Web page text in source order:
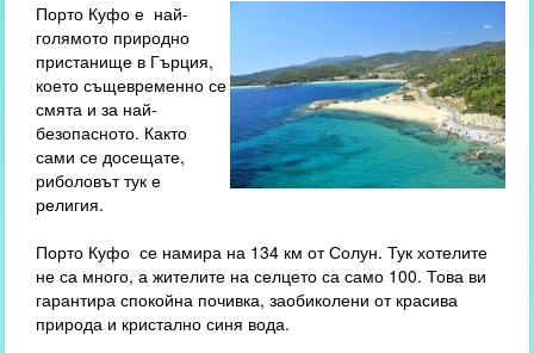
Порто Куфо е най-
голямото природно
пристанище в Гърция,
което същевременно се
смята и за най-
безопасното. Както
сами се досещате,
риболовът тук е
религия.
Порто Куфо се намира на 134 км от Солун. Тук хотелите
не са много, а жителите на селцето са само 100. Това ви
гарантира спокойна почивка, заобиколени от красива
природа и кристално синя вода.